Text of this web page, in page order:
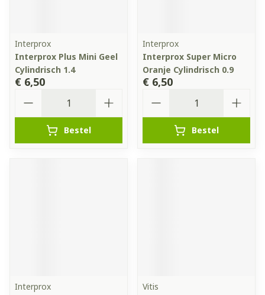
Interprox
Interprox Plus Mini Geel
Cylindrisch 1.4
€ 6,50
Bestel
Interprox
Interprox Super Micro
Oranje Cylindrisch 0.9
€ 6,50
Bestel
Interprox
Vitis